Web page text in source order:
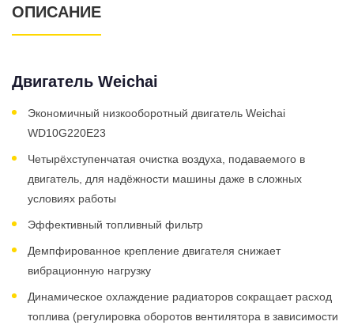
ОПИСАНИЕ
Двигатель Weichai
Экономичный низкооборотный двигатель Weichai
WD10G220E23
Четырёхступенчатая очистка воздуха, подаваемого в
двигатель, для надёжности машины даже в сложных
условиях работы
Эффективный топливный фильтр
Демпфированное крепление двигателя снижает
вибрационную нагрузку
Динамическое охлаждение радиаторов сокращает расход
топлива (регулировка оборотов вентилятора в зависимости